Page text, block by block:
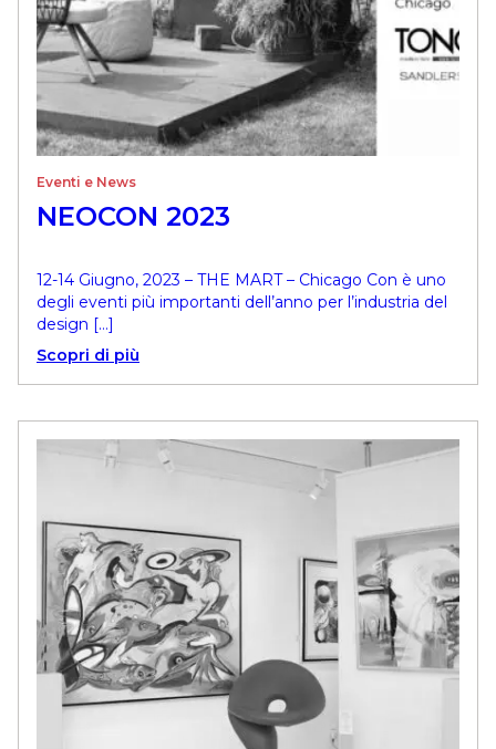
Eventi e News
NEOCON 2023
12-14 Giugno, 2023 – THE MART – Chicago Con è uno
degli eventi più importanti dell’anno per l’industria del
design […]
Scopri di più